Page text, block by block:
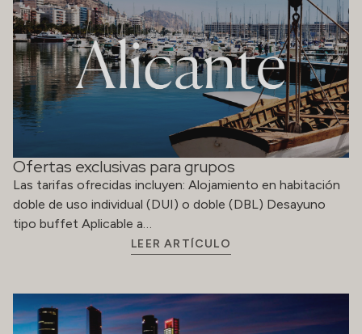
Ofertas exclusivas para grupos
Las tarifas ofrecidas incluyen: Alojamiento en habitación
doble de uso individual (DUI) o doble (DBL) Desayuno
tipo buffet Aplicable a…
LEER ARTÍCULO